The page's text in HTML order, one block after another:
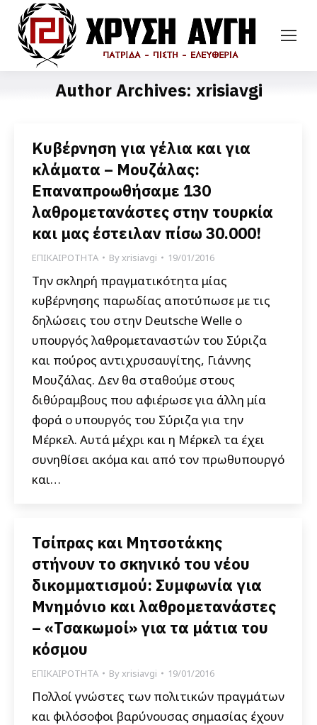
Author Archives: xrisiavgi
Κυβέρνηση για γέλια και για
κλάματα – Μουζάλας:
Επαναπροωθήσαμε 130
λαθρομετανάστες στην τουρκία
και μας έστειλαν πίσω 30.000!
ΕΠΙΚΑΙΡΟΤΗΤΑ Byxrisiavgi 19/01/2016
Την σκληρή πραγματικότητα μίας
κυβέρνησης παρωδίας αποτύπωσε με τις
δηλώσεις του στην Deutsche Welle ο
υπουργός λαθρομεταναστών του Σύριζα
και πούρος αντιχρυσαυγίτης, Γιάννης
Μουζάλας. Δεν θα σταθούμε στους
διθύραμβους που αφιέρωσε για άλλη μία
φορά ο υπουργός του Σύριζα για την
Μέρκελ. Αυτά μέχρι και η Μέρκελ τα έχει
συνηθίσει ακόμα και από τον πρωθυπουργό
και…
Τσίπρας και Μητσοτάκης
στήνουν το σκηνικό του νέου
δικομματισμού: Συμφωνία για
Μνημόνιο και λαθρομετανάστες
– «Τσακωμοί» για τα μάτια του
κόσμου
ΕΠΙΚΑΙΡΟΤΗΤΑ Byxrisiavgi 19/01/2016
Πολλοί γνώστες των πολιτικών πραγμάτων
και φιλόσοφοι βαρύνουσας σημασίας έχουν